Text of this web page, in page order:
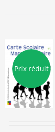
Prix réduit